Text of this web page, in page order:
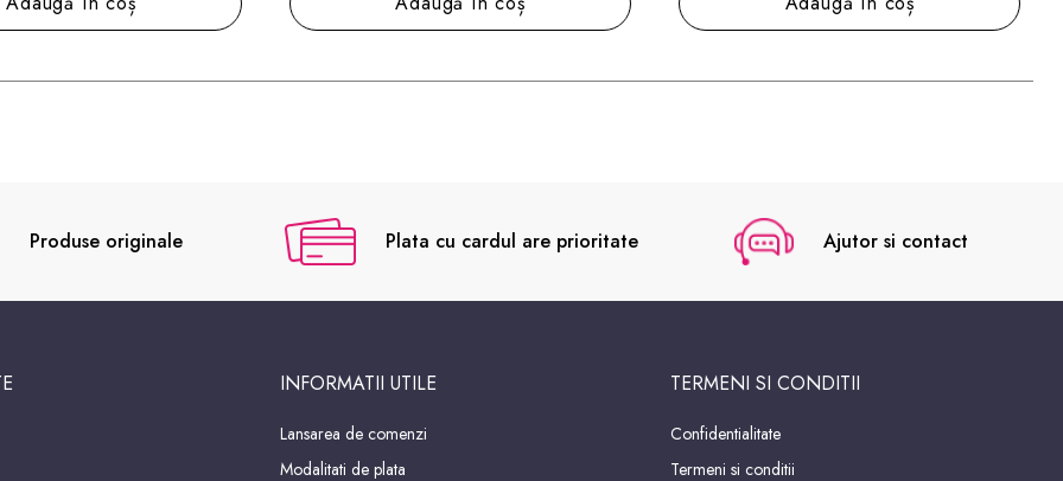
Produse originale Plata cu cardul are prioritate Ajutor si contact
INFORMATII UTILE
Lansarea de comenzi
Modalitati de plata
TERMENI SI CONDITII
Confidentialitate
Termeni si conditii